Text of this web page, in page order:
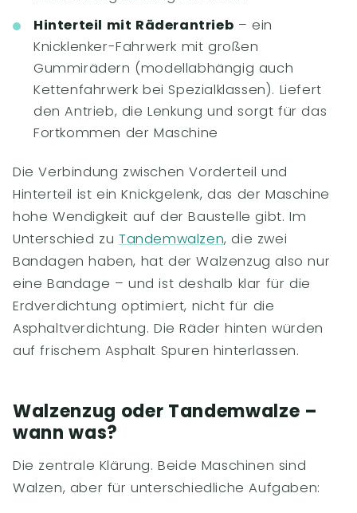
Hinterteil mit Räderantrieb – ein
Knicklenker-Fahrwerk mit großen
Gummirädern (modellabhängig auch
Kettenfahrwerk bei Spezialklassen). Liefert
den Antrieb, die Lenkung und sorgt für das
Fortkommen der Maschine
Die Verbindung zwischen Vorderteil und
Hinterteil ist ein Knickgelenk, das der Maschine
hohe Wendigkeit auf der Baustelle gibt. Im
Unterschied zu Tandemwalzen, die zwei
Bandagen haben, hat der Walzenzug also nur
eine Bandage – und ist deshalb klar für die
Erdverdichtung optimiert, nicht für die
Asphaltverdichtung. Die Räder hinten würden
auf frischem Asphalt Spuren hinterlassen.
Walzenzug oder Tandemwalze –
wann was?
Die zentrale Klärung. Beide Maschinen sind
Walzen, aber für unterschiedliche Aufgaben: